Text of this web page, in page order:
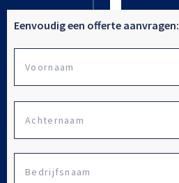
Eenvoudig een offerte aanvragen:
Naam
Bedrijfsnaam